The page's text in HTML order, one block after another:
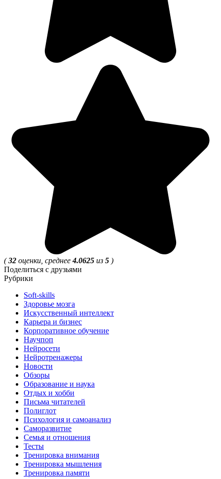
(32 оценки, среднее4.0625 из 5 )
Поделиться с друзьями
Рубрики
Soft-skills
Здоровье мозга
Искусственный интеллект
Карьера и бизнес
Корпоративное обучение
Научпоп
Нейросети
Нейротренажеры
Новости
Обзоры
Образование и наука
Отдых и хобби
Письма читателей
Полиглот
Психология и самоанализ
Саморазвитие
Семья и отношения
Тесты
Тренировка внимания
Тренировка мышления
Тренировка памяти